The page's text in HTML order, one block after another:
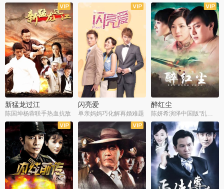
全36集
新猛龙过江
陈国坤杨蓉联手热血抗敌
全37集
闪亮爱
单亲妈妈巧化解再婚难题
全30集
醉红尘
陈妍希演绎中国版“乱世佳人”
全30集
全30集 全30集